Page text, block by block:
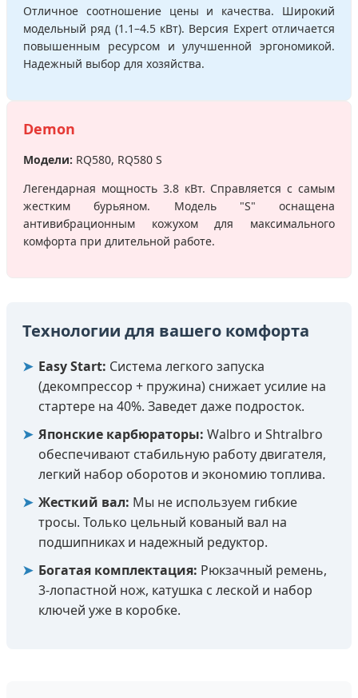
Отличное соотношение цены и качества. Широкий
модельный ряд (1.1–4.5 кВт). Версия Expert отличается
повышенным ресурсом и улучшенной эргономикой.
Надежный выбор для хозяйства.
Demon
Модели: RQ580, RQ580 S
Легендарная мощность 3.8 кВт. Справляется с самым
жестким бурьяном. Модель "S" оснащена
антивибрационным кожухом для максимального
комфорта при длительной работе.
Технологии для вашего комфорта
➤ Easy Start: Система легкого запуска
(декомпрессор + пружина) снижает усилие на
стартере на 40%. Заведет даже подросток.
➤ Японские карбюраторы: Walbro и Shtralbro
обеспечивают стабильную работу двигателя,
легкий набор оборотов и экономию топлива.
➤ Жесткий вал: Мы не используем гибкие
тросы. Только цельный кованый вал на
подшипниках и надежный редуктор.
➤ Богатая комплектация: Рюкзачный ремень,
3-лопастной нож, катушка с леской и набор
ключей уже в коробке.